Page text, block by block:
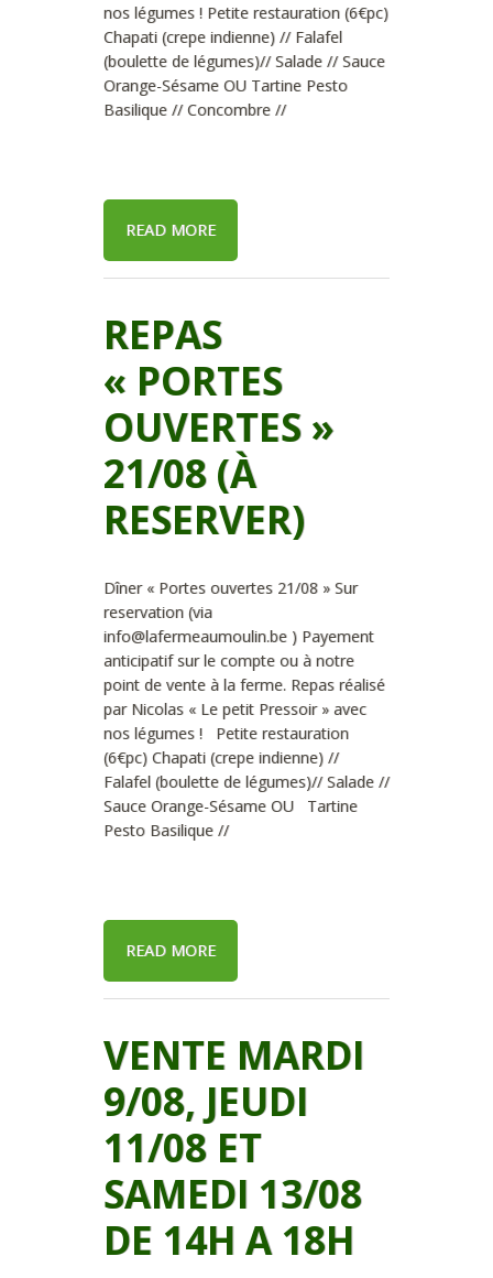
nos légumes ! Petite restauration (6€pc)
Chapati (crepe indienne) // Falafel
(boulette de légumes)// Salade // Sauce
Orange-Sésame OU Tartine Pesto
Basilique // Concombre //
READ MORE
REPAS
« PORTES
OUVERTES »
21/08 (À
RESERVER)
Dîner « Portes ouvertes 21/08 » Sur
reservation (via
info@lafermeaumoulin.be ) Payement
anticipatif sur le compte ou à notre
point de vente à la ferme. Repas réalisé
par Nicolas « Le petit Pressoir » avec
nos légumes ! Petite restauration
(6€pc) Chapati (crepe indienne) //
Falafel (boulette de légumes)// Salade //
Sauce Orange-Sésame OU Tartine
Pesto Basilique //
READ MORE
VENTE MARDI
9/08, JEUDI
11/08 ET
SAMEDI 13/08
DE 14H A 18H